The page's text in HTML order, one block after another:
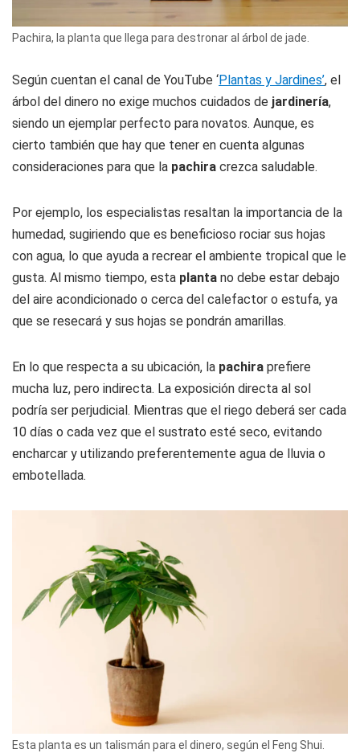
Pachira, la planta que llega para destronar al árbol de jade.
Según cuentan el canal de YouTube ‘Plantas y Jardines’, el
árbol del dinero no exige muchos cuidados de jardinería,
siendo un ejemplar perfecto para novatos. Aunque, es
cierto también que hay que tener en cuenta algunas
consideraciones para que la pachira crezca saludable.
Por ejemplo, los especialistas resaltan la importancia de la
humedad, sugiriendo que es beneficioso rociar sus hojas
con agua, lo que ayuda a recrear el ambiente tropical que le
gusta. Al mismo tiempo, esta planta no debe estar debajo
del aire acondicionado o cerca del calefactor o estufa, ya
que se resecará y sus hojas se pondrán amarillas.
En lo que respecta a su ubicación, la pachira prefiere
mucha luz, pero indirecta. La exposición directa al sol
podría ser perjudicial. Mientras que el riego deberá ser cada
10 días o cada vez que el sustrato esté seco, evitando
encharcar y utilizando preferentemente agua de lluvia o
embotellada.
Esta planta es un talismán para el dinero, según el Feng Shui.